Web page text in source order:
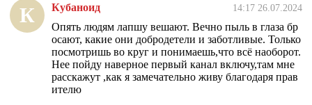
К Кубаноид 14:17 26.07.2024
Опять людям лапшу вешают. Вечно пыль в глаза бр
осают, какие они добродетели и заботливые. Только
посмотришь во круг и понимаешь,что всё наоборот.
Нее пойду наверное первый канал включу,там мне
расскажут ,как я замечательно живу благодаря прав
ителю